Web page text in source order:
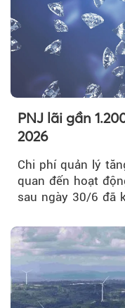
PNJ lãi gần
2026
Chi phí quản lý
quan đến hoạt
sau ngày 30/6 đã